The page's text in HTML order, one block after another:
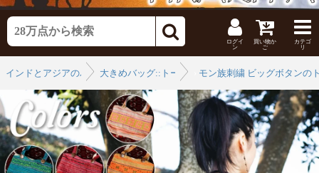
ログイ
ン
買い物か
ご
カテゴ
リ
インドとアジアのバッグ大きめバッグ::トートバッグモン族刺繍 ビッグボタンの